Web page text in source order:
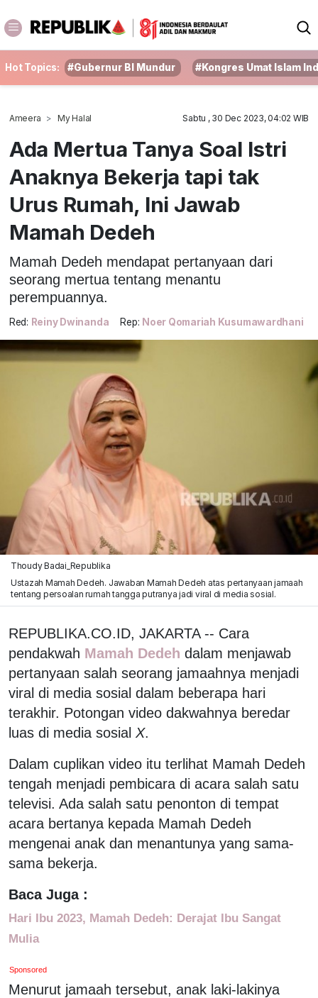
Hot Topics: #Gubernur BI Mundur #Kongres Umat Islam
Ameera My Halal Sabtu , 30 Dec 2023, 04:02 WIB
Ada Mertua Tanya Soal Istri
Anaknya Bekerja tapi tak
Urus Rumah, Ini Jawab
Mamah Dedeh
Mamah Dedeh mendapat pertanyaan dari
seorang mertua tentang menantu
perempuannya.
Red: Reiny Dwinanda Rep: Noer Qomariah Kusumawardhani
Thoudy Badai_Republika
Ustazah Mamah Dedeh. Jawaban Mamah Dedeh atas pertanyaan jamaah
tentang persoalan rumah tangga putranya jadi viral di media sosial.
REPUBLIKA.CO.ID, JAKARTA -- Cara
pendakwah Mamah Dedeh dalam menjawab
pertanyaan salah seorang jamaahnya menjadi
viral di media sosial dalam beberapa hari
terakhir. Potongan video dakwahnya beredar
luas di media sosial X.
Dalam cuplikan video itu terlihat Mamah Dedeh
tengah menjadi pembicara di acara salah satu
televisi. Ada salah satu penonton di tempat
acara bertanya kepada Mamah Dedeh
mengenai anak dan menantunya yang sama-
sama bekerja.
Baca Juga :
Hari Ibu 2023, Mamah Dedeh: Derajat Ibu Sangat
Mulia
Sponsored
Menurut jamaah tersebut, anak laki-lakinya